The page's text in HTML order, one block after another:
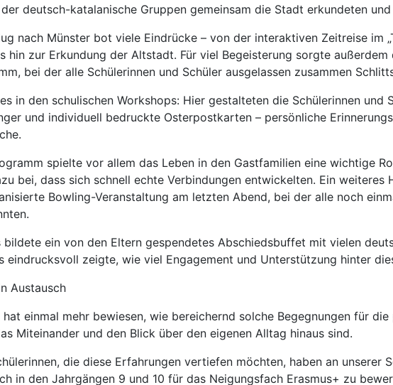
deutsch-katalanische Gruppen gemeinsam die Stadt erkundeten
nach Münster bot viele Eindrücke – von der interaktiven Zeitreise im
hin zur Erkundung der Altstadt. Für viel Begeisterung sorgte außerdem
bei der alle Schülerinnen und Schüler ausgelassen zusammen
in den schulischen Workshops: Hier gestalteten die Schülerinnen und
und individuell bedruckte Osterpostkarten – persönliche
spielte vor allem das Leben in den Gastfamilien eine wichtige
bei, dass sich schnell echte Verbindungen entwickelten. Ein weiteres
Bowling-Veranstaltung am letzten Abend, bei der alle noch
bildete ein von den Eltern gespendetes Abschiedsbuffet mit vielen
eindrucksvoll zeigte, wie viel Engagement und Unterstützung hinter
Austausch
hat einmal mehr bewiesen, wie bereichernd solche Begegnungen für die
Miteinander und den Blick über den eigenen Alltag hinaus sind.
die diese Erfahrungen vertiefen möchten, haben an unserer
in den Jahrgängen 9 und 10 für das Neigungsfach Erasmus+ zu